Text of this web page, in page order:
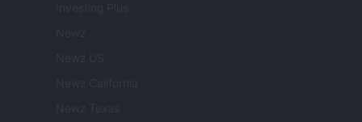
Investing Plus
Newz
Newz US
Newz California
Newz Texas